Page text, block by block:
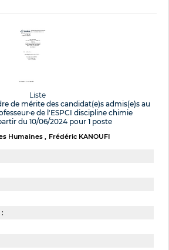
Liste
de mérite des candidat(e)s admis(e)s au
de l'ESPCI discipline chimie
du 10/06/2024 pour 1 poste
Humaines Frédéric KANOUFI